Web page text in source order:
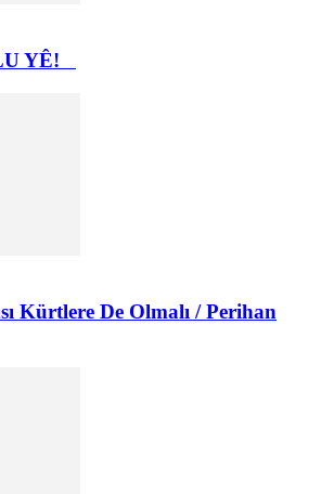
YÊ!
Kürtlere De Olmalı / Perihan